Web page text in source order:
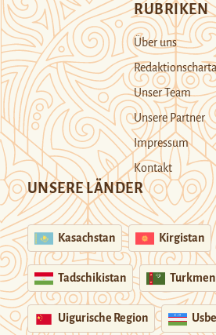
RUBRIKEN
Über uns
Redaktionscharta
Unser Team
Unsere Partner
Impressum
Kontakt
UNSERE LÄNDER
Kasachstan Kirgistan
Tadschikistan
Uigurische Region